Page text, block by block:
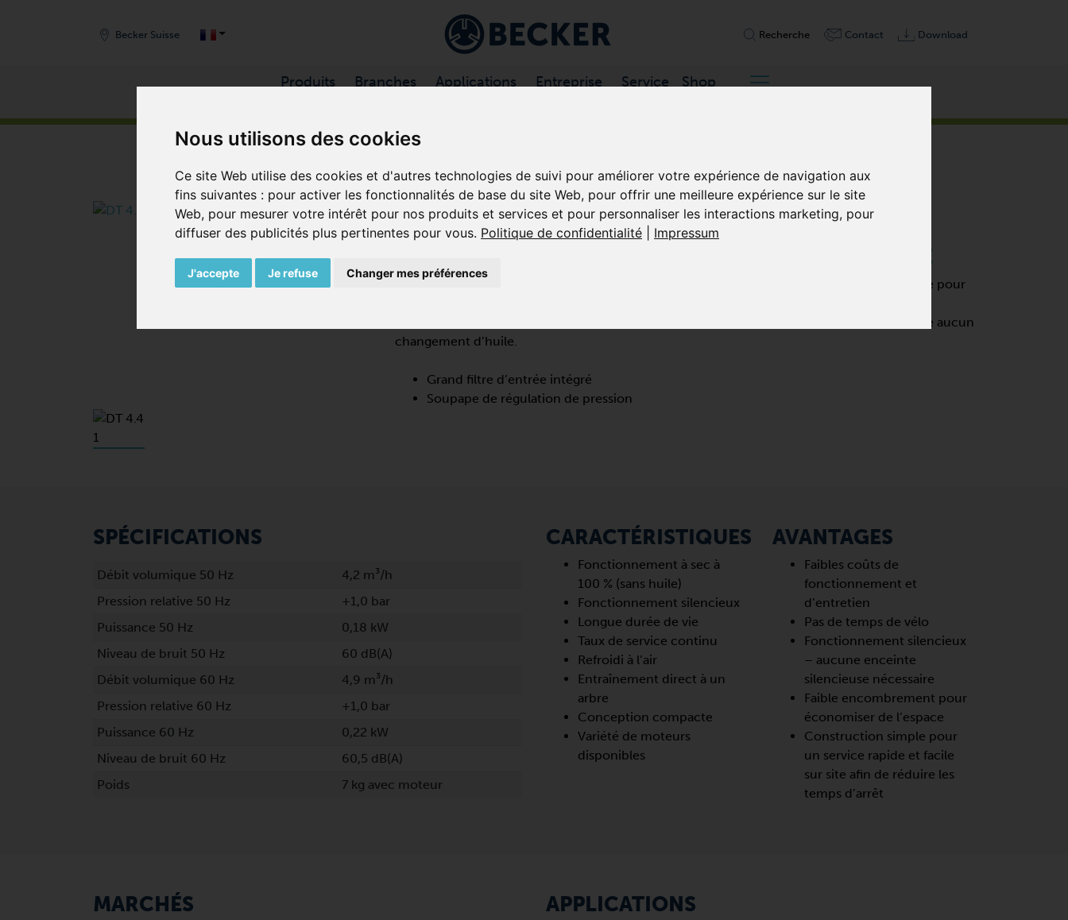
Nous utilisons des cookies
Ce site Web utilise des cookies et d'autres technologies de suivi pour améliorer votre expérience de navigation aux
fins suivantes : pour activer les fonctionnalités de base du site Web, pour offrir une meilleure expérience sur le site
Web, pour mesurer votre intérêt pour nos produits et services et pour personnaliser les interactions marketing, pour
diffuser des publicités plus pertinentes pour vous. Politique de confidentialité Impressum
J'accepte Je refuse Changer mes préférences
Becker Suisse Recherche Contact Download
Produits Branches Applications Entreprise Service Shop
DT 4.4
COMPRESSEURS À PALETTES ROTATIVES, SANS HUILE
La DT 4.4 est un compresseur volumétrique basse pression à fonctionnement à sec conçue pour
composites/graphite autolubrifiantes, ne nécessite qu’un entretien minimal et ne nécessite aucun
changement d’huile.
Grand filtre d’entrée intégré
Soupape de régulation de pression
SPÉCIFICATIONS
Débit volumique 50 Hz
4,2 m³/h
Pression relative 50 Hz
+1,0 bar
Puissance 50 Hz
0,18 kW
Niveau de bruit 50 Hz
60 dB(A)
Débit volumique 60 Hz
4,9 m³/h
Pression relative 60 Hz
+1,0 bar
Puissance 60 Hz
0,22 kW
Niveau de bruit 60 Hz
60,5 dB(A)
Poids
7 kg avec moteur
CARACTÉRISTIQUES
Fonctionnement à sec à
100 % (sans huile)
Fonctionnement silencieux
Longue durée de vie
Taux de service continu
Refroidi à l’air
Entraînement direct à un
arbre
Conception compacte
Variété de moteurs
disponibles
AVANTAGES
Faibles coûts de
fonctionnement et
d’entretien
Pas de temps de vélo
Fonctionnement silencieux
– aucune enceinte
silencieuse nécessaire
Faible encombrement pour
économiser de l’espace
Construction simple pour
un service rapide et facile
sur site afin de réduire les
temps d’arrêt
MARCHÉS APPLICATIONS